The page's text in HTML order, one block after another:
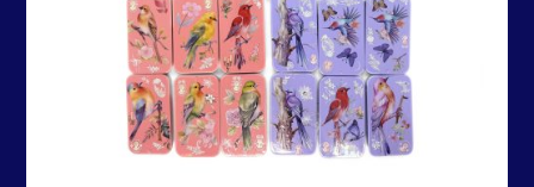
Encens & Fumigation